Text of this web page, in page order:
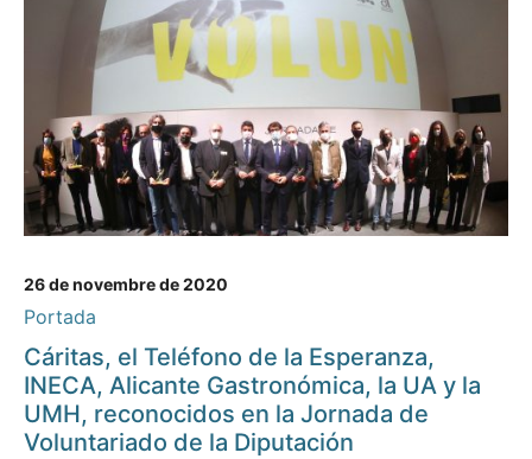
26 de novembre de 2020
Portada
Cáritas, el Teléfono de la Esperanza,
INECA, Alicante Gastronómica, la UA y la
UMH, reconocidos en la Jornada de
Voluntariado de la Diputación